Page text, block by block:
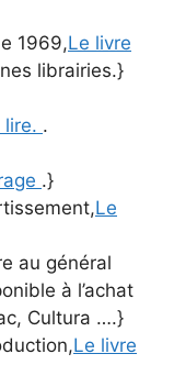
1969,Le livre
librairies.}
lire. .
.}
Le
au général
à l’achat
Cultura ….}
Le livre